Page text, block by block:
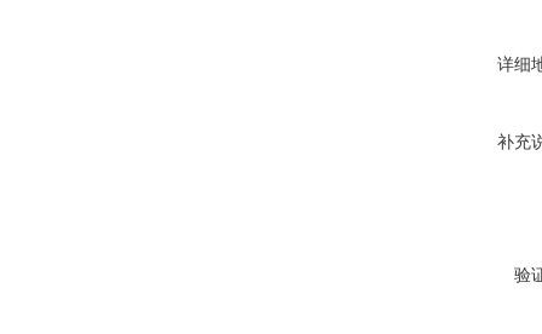
详细
补充
验